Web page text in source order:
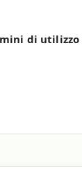
di utilizzo